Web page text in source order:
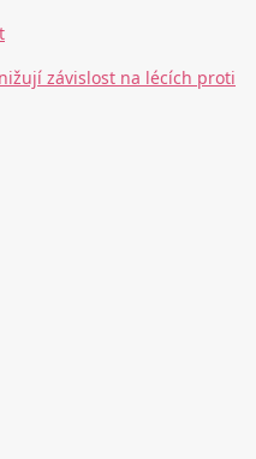
závislost na lécích proti